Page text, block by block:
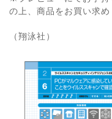
の上、商品をお買い求め
（翔泳社）